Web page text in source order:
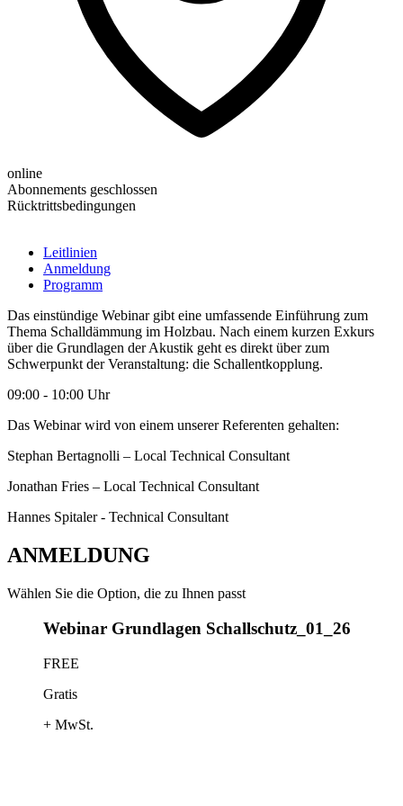
online
Abonnements geschlossen
Rücktrittsbedingungen
Leitlinien
Anmeldung
Programm
Das einstündige Webinar gibt eine umfassende Einführung zum
Thema Schalldämmung im Holzbau. Nach einem kurzen Exkurs
über die Grundlagen der Akustik geht es direkt über zum
Schwerpunkt der Veranstaltung: die Schallentkopplung.
09:00 - 10:00 Uhr
Das Webinar wird von einem unserer Referenten gehalten:
Stephan Bertagnolli – Local Technical Consultant
Jonathan Fries – Local Technical Consultant
Hannes Spitaler - Technical Consultant
ANMELDUNG
Wählen Sie die Option, die zu Ihnen passt
Webinar Grundlagen Schallschutz_01_26
FREE
Gratis
+ MwSt.